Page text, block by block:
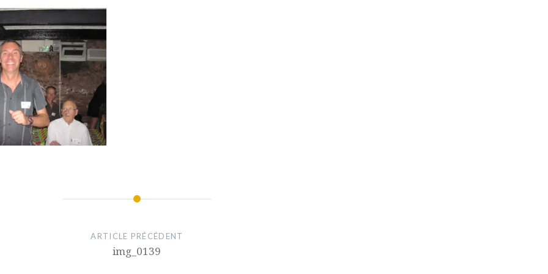
ARTICLE PRÉCÉDENT
img_0139